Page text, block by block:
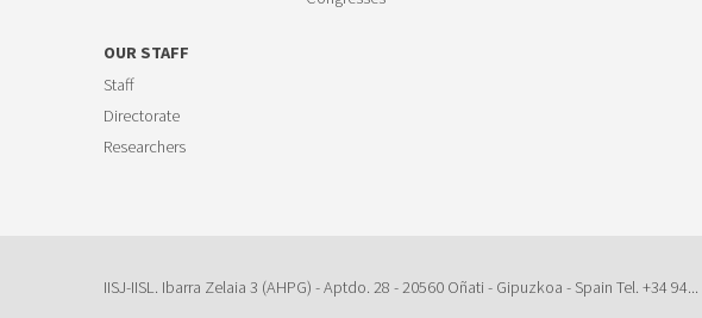
OUR STAFF
Staff
Directorate
Researchers
IISJ-IISL. Ibarra Zelaia 3 (AHPG) - Aptdo. 28 - 20560 Oñati - Gipuzkoa - Spain Tel. +34 94...